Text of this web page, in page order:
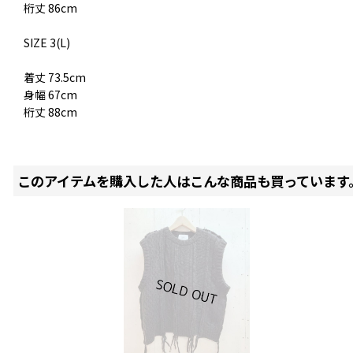
桁丈 86cm
SIZE 3(L)
着丈 73.5cm
身幅 67cm
桁丈 88cm
このアイテムを購入した人はこんな商品も買っています